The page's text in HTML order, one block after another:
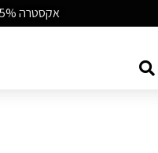
אקסטרה 15% הנחה על כל התיקים קוד BAGGU15 | משלוח חינם מעל 99 ש״ח | 7-8/8